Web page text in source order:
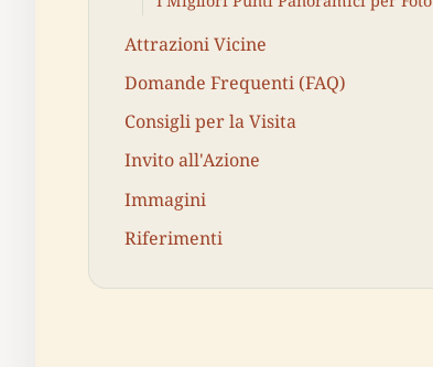
Attrazioni Vicine
Domande Frequenti (FAQ)
Consigli per la Visita
Invito all'Azione
Immagini
Riferimenti